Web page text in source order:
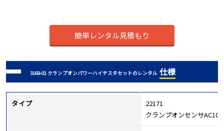
簡単レンタル見積もり
3169-01 クランプオンパワーハイテスタセットのレンタル 仕様
タイプ
22171
クランプオンセンサ